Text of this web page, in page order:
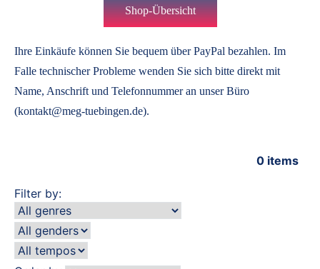
Shop-Übersicht
Ihre Einkäufe können Sie bequem über PayPal bezahlen. Im
Falle technischer Probleme wenden Sie sich bitte direkt mit
Name, Anschrift und Telefonnummer an unser Büro
(kontakt@meg-tuebingen.de).
0 items
Filter by: